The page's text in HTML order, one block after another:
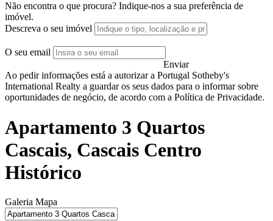
Não encontra o que procura? Indique-nos a sua preferência de
imóvel.
Descreva o seu imóvel
O seu email
Enviar
Ao pedir informações está a autorizar a Portugal Sotheby's
International Realty a guardar os seus dados para o informar sobre
oportunidades de negócio, de acordo com a Política de Privacidade.
Apartamento 3 Quartos
Cascais, Cascais Centro
Histórico
Galeria Mapa